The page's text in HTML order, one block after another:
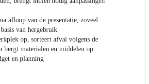
afloop van de presentatie, zoveel
van hergebruik
op, sorteert afval volgens de
bergt materialen en middelen op
en planning